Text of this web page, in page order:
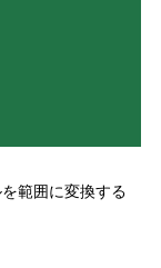
範囲に変換する